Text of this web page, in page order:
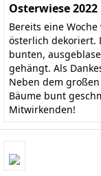
Osterwiese 2022
Bereits eine
österlich dekoriert.
bunten,
gehängt. Als
Neben dem
Bäume bunt
Mitwirkenden!